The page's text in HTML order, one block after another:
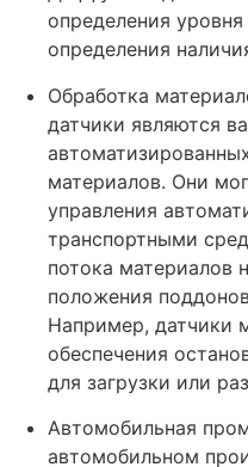
определения
определения
Обработка
датчики являются
материалов. Они
управления
транспортными
потока материалов
положения
Например, датчики
обеспечения
для загрузки или
Автомобильная
автомобильном